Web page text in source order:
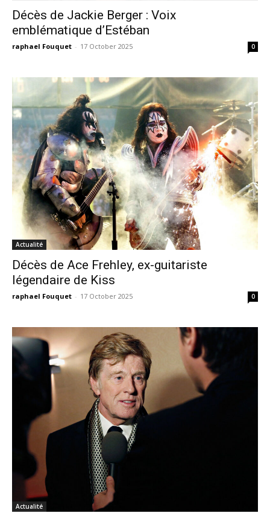
Décès de Jackie Berger : Voix
emblématique d’Estéban
raphael Fouquet - 17 October 2025 0
Actualité
Décès de Ace Frehley, ex-guitariste
légendaire de Kiss
raphael Fouquet - 17 October 2025 0
Actualité